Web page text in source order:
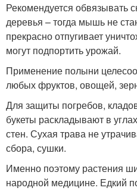
Рекомендуется обвязывать
деревья – тогда мышь не
прекрасно отпугивает
могут подпортить урожай.
Применение полыни
любых фруктов, овощей,
Для защиты погребов,
букеты раскладывают в
стен. Сухая трава не
сбора, сушки.
Именно поэтому растения
народной медицине. Едкий